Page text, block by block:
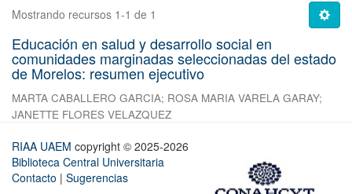
Mostrando recursos 1-1 de 1
Educación en salud y desarrollo social en
comunidades marginadas seleccionadas del estado
de Morelos: resumen ejecutivo
MARTA CABALLERO GARCIA; ROSA MARIA VARELA GARAY;
JANETTE FLORES VELAZQUEZ
RIAA UAEM copyright © 2025-2026
Biblioteca Central Universitaria
Contacto | Sugerencias